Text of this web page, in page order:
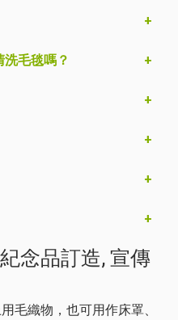
毛毯嗎？
念品訂造, 宣傳
毛織物，也可用作床罩、